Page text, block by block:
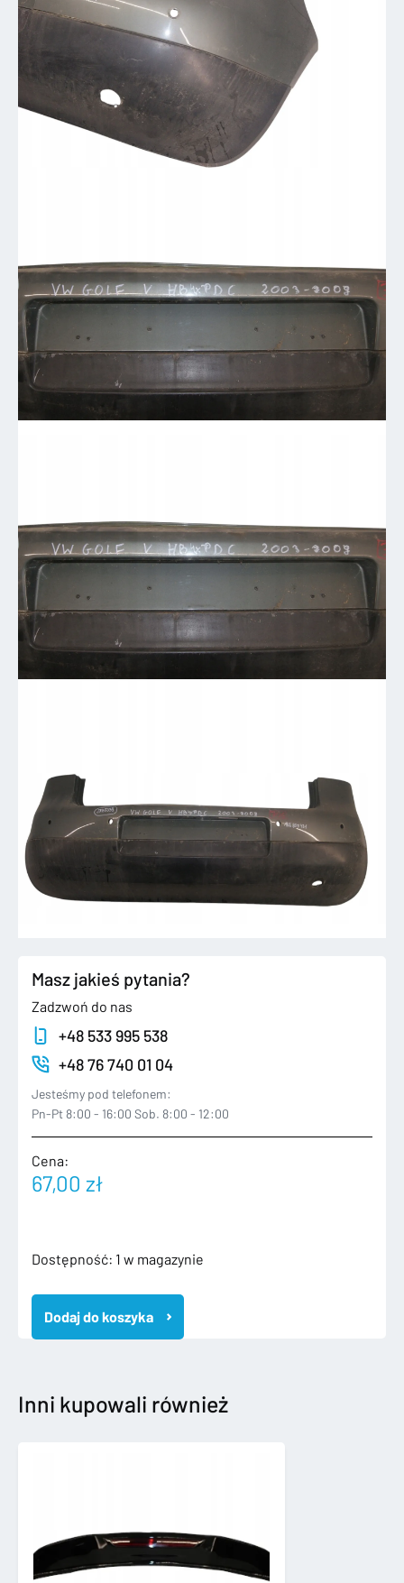
Masz jakieś pytania?
Zadzwoń do nas
+48 533 995 538
+48 76 740 01 04
Jesteśmy pod telefonem:
Pn-Pt 8:00 - 16:00 Sob. 8:00 - 12:00
Cena:
67,00 zł
Dostępność: 1 w magazynie
ilość
VW
GOLF
V
2003-
2009
Dodaj do koszyka
Inni kupowali również